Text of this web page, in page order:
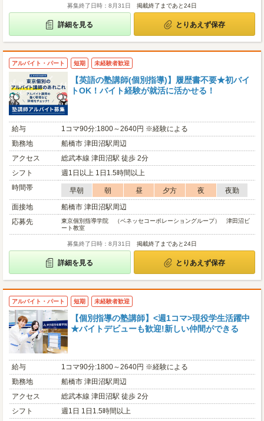
募集終了日時：8月31日 掲載終了まであと24日
詳細を見る とりあえず保存
アルバイト・パート 短期 未経験者歓迎
【英語の塾講師(個別指導)】履歴書不要★初バイ
トOK！バイト経験が就活に活かせる！
給与
1コマ90分:1800～2640円 ※経験による
勤務地
船橋市 津田沼駅周辺
アクセス
総武本線 津田沼駅 徒歩 2分
シフト
週1日以上 1日1.5時間以上
時間帯
早朝 朝 昼 夕方 夜
夜勤
面接地
船橋市 津田沼駅周辺
応募先
東京個別指導学院 （ベネッセコーポレーショングループ） 津田沼ビ
ート教室
募集終了日時：8月31日 掲載終了まであと24日
詳細を見る とりあえず保存
アルバイト・パート 短期 未経験者歓迎
【個別指導の塾講師】<週1コマ>現役学生活躍中
★バイトデビューも歓迎!新しい仲間ができる
給与
1コマ90分:1800～2640円 ※経験による
勤務地
船橋市 津田沼駅周辺
アクセス
総武本線 津田沼駅 徒歩 2分
シフト
週1日 1日1.5時間以上